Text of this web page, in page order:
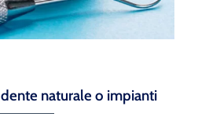
naturale o impianti